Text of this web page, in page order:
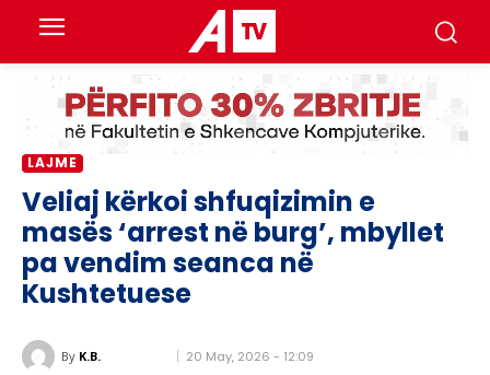
LAJME
Veliaj kërkoi shfuqizimin e
masës ‘arrest në burg’, mbyllet
pa vendim seanca në
Kushtetuese
By K.B. 20 May, 2026 - 12:09